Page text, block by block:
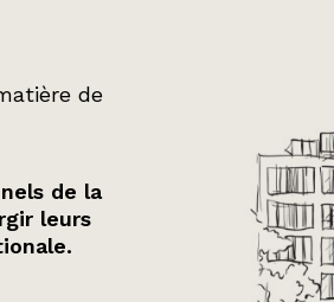
de
de la
leurs